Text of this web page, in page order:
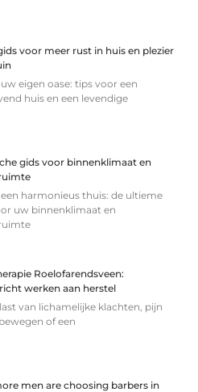
voor meer rust in huis en plezier
eigen oase: tips voor een
huis en een levendige
gids voor binnenklimaat en
een harmonieus thuis: de ultieme
uw binnenklimaat en
Roelofarendsveen:
werken aan herstel
van lichamelijke klachten, pijn
of een
men are choosing barbers in